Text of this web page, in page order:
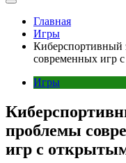
Главная
Игры
Киберспортивный
современных игр
Игры
проблемы
игр с